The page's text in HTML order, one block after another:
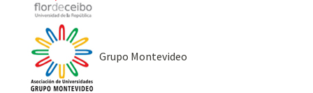
Grupo Montevideo